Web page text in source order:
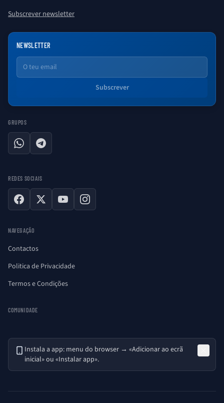
Subscrever newsletter
NEWSLETTER
Email
Subscrever
GRUPOS
WhatsAppTelegram
REDES SOCIAIS
Facebook
X YouTubeInstagram
NAVEGAÇÃO
Contactos
Politica de Privacidade
Termos e Condições
COMUNIDADE
Instala a app: menu do browser → «Adicionar ao ecrã
inicial» ou «Instalar app».